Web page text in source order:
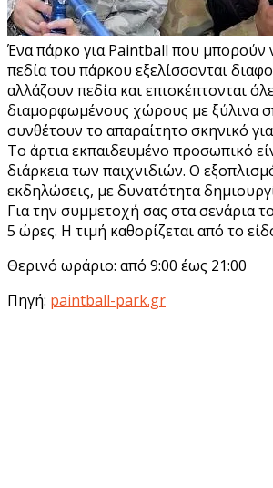
Ένα πάρκο για Paintball που μπορούν
πεδία του πάρκου εξελίσσονται
αλλάζουν πεδία και επισκέπτονται
διαμορφωμένους χώρους με ξύλινα
συνθέτουν το απαραίτητο σκηνικό
Το άρτια εκπαιδευμένο προσωπικό
διάρκεια των παιχνιδιών. Ο
εκδηλώσεις, με δυνατότητα
Για την συμμετοχή σας στα σενάρια
5 ώρες. Η τιμή καθορίζεται από το
Θερινό ωράριο: από 9:00 έως 21:00
Πηγή: paintball-park.gr